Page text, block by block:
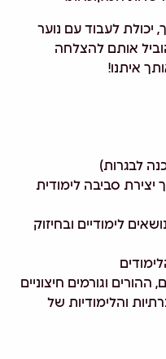
לעבוד עם נוער
אותם להצלחה
איתנו!
לבגרות)
יצירת סביבה לימודית
לימודיים ובחיזוק
וגורמים חיצוניים
והלימודיות של